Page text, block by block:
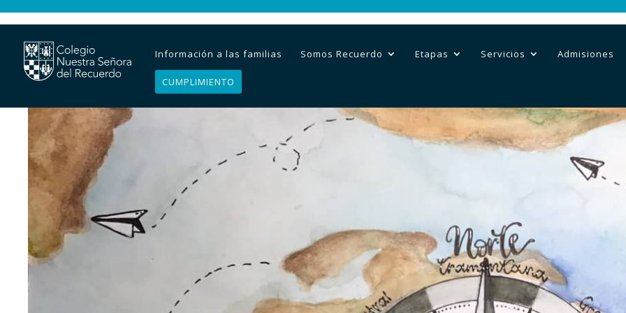
Información a las familias Somos Recuerdo Etapas Servicios Admisiones
CUMPLIMIENTO